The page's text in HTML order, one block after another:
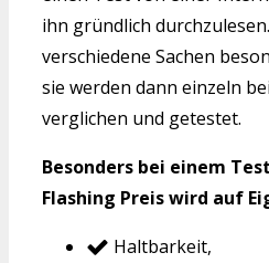
ihn gründlich
verschiedene Sachen
sie werden dann einzeln
verglichen und getestet.
Besonders bei einem
Flashing Preis wird auf
Haltbarkeit,